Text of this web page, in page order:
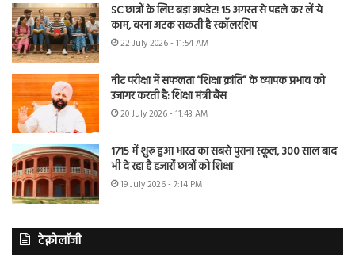
SC छात्रों के लिए बड़ा अपडेट! 15 अगस्त से पहले कर लें ये
काम, वरना अटक सकती है स्कॉलरशिप
22 July 2026 - 11:54 AM
नीट परीक्षा में सफलता “शिक्षा क्रांति” के व्यापक प्रभाव को
उजागर करती है: शिक्षा मंत्री बैंस
20 July 2026 - 11:43 AM
1715 में शुरू हुआ भारत का सबसे पुराना स्कूल, 300 साल बाद
भी दे रहा है हजारों छात्रों को शिक्षा
19 July 2026 - 7:14 PM
टेक्नोलॉजी